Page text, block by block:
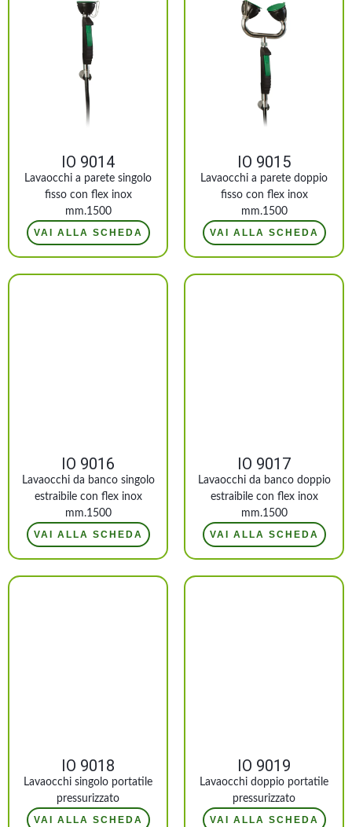
IO 9014
Lavaocchi a parete singolo
fisso con flex inox
mm.1500
VAI ALLA SCHEDA
IO 9015
Lavaocchi a parete doppio
fisso con flex inox
mm.1500
VAI ALLA SCHEDA
IO 9016
Lavaocchi da banco singolo
estraibile con flex inox
mm.1500
VAI ALLA SCHEDA
IO 9017
Lavaocchi da banco doppio
estraibile con flex inox
mm.1500
VAI ALLA SCHEDA
IO 9018
Lavaocchi singolo portatile
pressurizzato
VAI ALLA SCHEDA
IO 9019
Lavaocchi doppio portatile
pressurizzato
VAI ALLA SCHEDA